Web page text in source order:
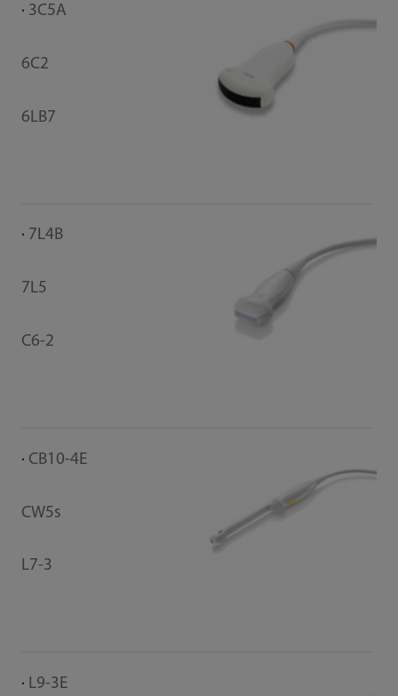
3C5A
6C2
6LB7
7L4B
7L5
C6-2
CB10-4E
CW5s
L7-3
L9-3E